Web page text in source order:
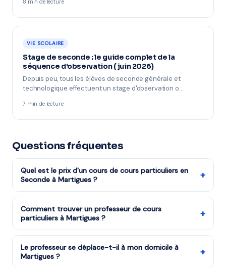
8 min de lecture
VIE SCOLAIRE
Stage de seconde : le guide complet de la
séquence d'observation (juin 2026)
Depuis peu, tous les élèves de seconde générale et
technologique effectuent un stage d'observation o…
7 min de lecture
Questions fréquentes
Quel est le prix d'un cours de cours particuliers en
Seconde à Martigues ?
+
Les cours de cours particuliers niveau Seconde
reviennent à partir de 17,50€/h après réduction
d'impôts (soit 35€/h avant déduction). La mise en
relation via mon-prof.fr est gratuite.
Comment trouver un professeur de cours
particuliers à Martigues ?
+
Remplissez notre formulaire en 2 minutes. Notre équipe
vous met en relation avec notre organisme partenaire
à Martigues et vous recevez des propositions en moins
Le professeur se déplace-t-il à mon domicile à
Martigues ?
+